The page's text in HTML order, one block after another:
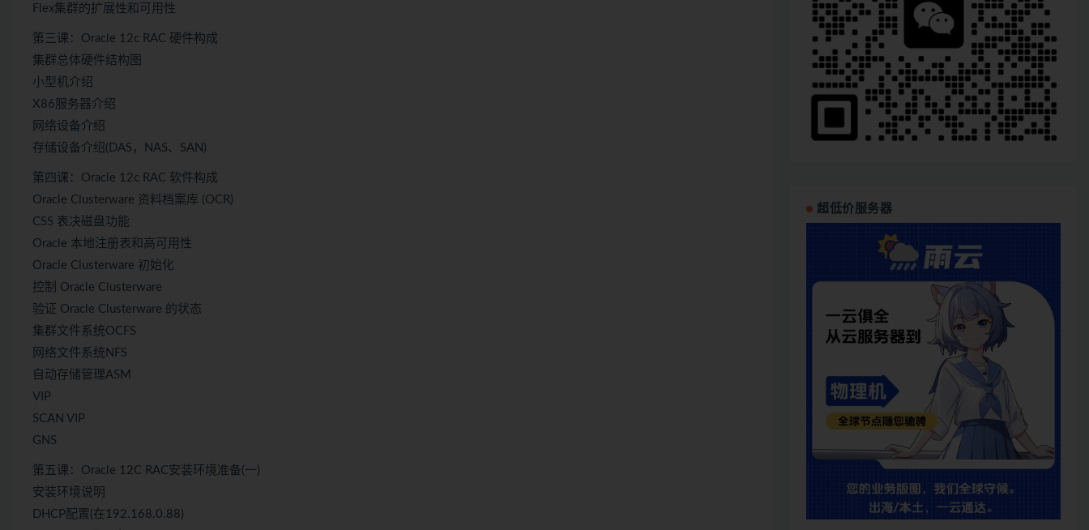
Flex集群的扩展性和可用性
第三课：Oracle 12c RAC 硬件构成
集群总体硬件结构图
小型机介绍
X86服务器介绍
网络设备介绍
存储设备介绍(DAS，NAS、SAN)
第四课：Oracle 12c RAC 软件构成
Oracle Clusterware 资料档案库 (OCR)
CSS 表决磁盘功能
Oracle 本地注册表和高可用性
Oracle Clusterware 初始化
控制 Oracle Clusterware
验证 Oracle Clusterware 的状态
集群文件系统OCFS
网络文件系统NFS
自动存储管理ASM
VIP
SCAN VIP
GNS
第五课：Oracle 12C RAC安装环境准备(一)
安装环境说明
DHCP配置(在192.168.0.88)
超低价服务器